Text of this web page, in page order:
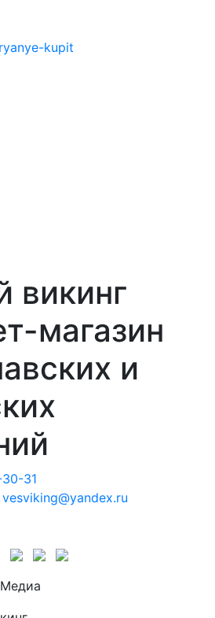
викинг
магазин
и
31
vesviking@yandex.ru